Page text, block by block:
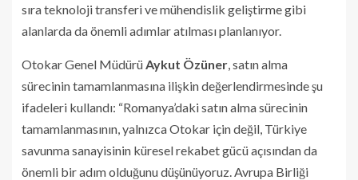
sıra teknoloji transferi ve mühendislik geliştirme gibi
alanlarda da önemli adımlar atılması planlanıyor.
Otokar Genel Müdürü Aykut Özüner , satın alma
sürecinin tamamlanmasına ilişkin değerlendirmesinde şu
ifadeleri kullandı: “Romanya’daki satın alma sürecinin
tamamlanmasının, yalnızca Otokar için değil, Türkiye
savunma sanayisinin küresel rekabet gücü açısından da
önemli bir adım olduğunu düşünüyoruz. Avrupa Birliği